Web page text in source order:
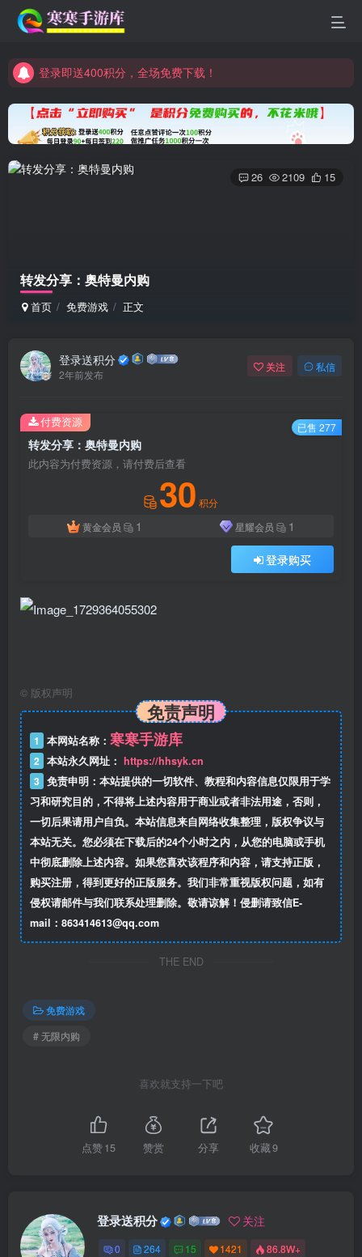
登录即送400积分，全场免费下载！
登录即送400积分，全场免费下载！
点进来看看新手教程
转发分享：奥特曼内购
首页 免费游戏 正文
26 2109 15
登录送积分
2年前发布
关注 私信
转发分享：奥特曼内购
此内容为付费资源，请付费后查看
30 积分
黄金会员
1 星耀会员 1
登录购买
付费资源 已售 277
© 版权声明
免责声明
1 本网站名称： 寒寒手游库
2 本站永久网址： https://hhsyk.cn
3 免责申明：本站提供的一切软件、教程和内容信息仅限用于学
习和研究目的，不得将上述内容用于商业或者非法用途，否则，
一切后果请用户自负。本站信息来自网络收集整理，版权争议与
本站无关。您必须在下载后的24个小时之内，从您的电脑或手机
中彻底删除上述内容。如果您喜欢该程序和内容，请支持正版，
购买注册，得到更好的正版服务。我们非常重视版权问题，如有
侵权请邮件与我们联系处理删除。敬请谅解！侵删请致信E-
mail：863414613@qq.com
THE END
免费游戏
# 无限内购
喜欢就支持一下吧
点赞15 赞赏 分享 收藏9
登录送积分 关注
0 264 15 1421 86.8W+